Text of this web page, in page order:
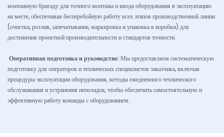
монтажную бригаду для точного монтажа и ввода оборудования в эксплуатацию
на месте, обеспечивая бесперебойную работу всех этапов производственной линии
(очистка, розлив, запечатывание, маркировка и упаковка в коробки) для
достижения проектной производительности и стандартов точности.
Оперативная подготовка и руководство:Мы предоставляем систематическую
подготовку для операторов и технических специалистов заказчика, включая
процедуры эксплуатации оборудования, методы ежедневного технического
обслуживания и устранения неполадок, чтобы обеспечить самостоятельную и
эффективную работу команды с оборудованием.